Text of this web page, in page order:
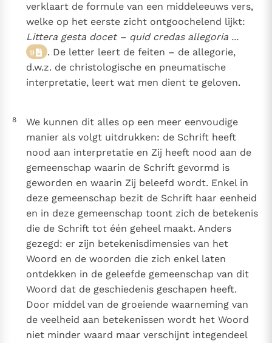
verklaart de formule van een middeleeuws vers,
welke op het eerste zicht ontgoochelend lijkt:
Littera gesta docet – quid credas allegoria ...
9
. De letter leert de feiten – de allegorie,
d.w.z. de christologische en pneumatische
interpretatie, leert wat men dient te geloven.
8
We kunnen dit alles op een meer eenvoudige
manier als volgt uitdrukken: de Schrift heeft
nood aan interpretatie en Zij heeft nood aan de
gemeenschap waarin de Schrift gevormd is
geworden en waarin Zij beleefd wordt. Enkel in
deze gemeenschap bezit de Schrift haar eenheid
en in deze gemeenschap toont zich de betekenis
die de Schrift tot één geheel maakt. Anders
gezegd: er zijn betekenisdimensies van het
Woord en de woorden die zich enkel laten
ontdekken in de geleefde gemeenschap van dit
Woord dat de geschiedenis geschapen heeft.
Door middel van de groeiende waarneming van
de veelheid aan betekenissen wordt het Woord
niet minder waard maar verschijnt integendeel